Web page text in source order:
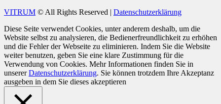
VITRUM © All Rights Reserved | Datenschutzerklärung
Diese Seite verwendet Cookies, unter anderem deshalb, um die
Website selbst zu analysieren, die Bedienerfreundlichkeit zu erhöhen
und die Fehler der Webseite zu eliminieren. Indem Sie die Website
weiter benutzen, geben Sie eine klare Zustimmung für die
Verwendung von Cookies. Mehr Informationen finden Sie in
unsererDatenschutzerklärung. Sie können trotzdem Ihre Akzeptanz
ausgeben in dem Sie dieses akzeptieren